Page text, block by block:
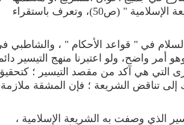
كما عرفها الطاهر بن عاشور في كتابه : " مقاصد الشريعة الإسلامية " (ص50)، وتعرف باستقراء
في " قواعد الأحكام " ، والشاطبي
أمر واضح، ولو اعتبرنا منهج التيسير
التي هي آكد من مقصد التيسير ؛
إلى تناقض الشريعة ؛ فإن المشقة ملازمة
الذي وصفت به الشريعة الإسلامية ،